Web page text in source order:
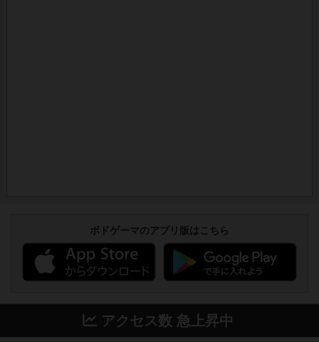
ボドゲーマのアプリ版はこちら
アクセス数 急上昇中